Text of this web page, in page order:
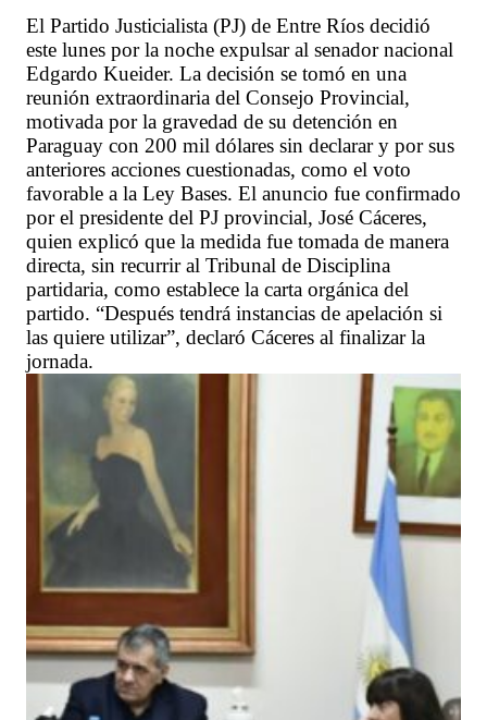
El Partido Justicialista (PJ) de Entre Ríos decidió
este lunes por la noche expulsar al senador nacional
Edgardo Kueider. La decisión se tomó en una
reunión extraordinaria del Consejo Provincial,
motivada por la gravedad de su detención en
Paraguay con 200 mil dólares sin declarar y por sus
anteriores acciones cuestionadas, como el voto
favorable a la Ley Bases. El anuncio fue confirmado
por el presidente del PJ provincial, José Cáceres,
quien explicó que la medida fue tomada de manera
directa, sin recurrir al Tribunal de Disciplina
partidaria, como establece la carta orgánica del
partido. “Después tendrá instancias de apelación si
las quiere utilizar”, declaró Cáceres al finalizar la
jornada.